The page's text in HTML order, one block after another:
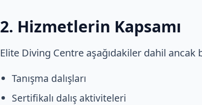
2. Hizmetlerin Kapsamı
Elite Diving Centre aşağıdakiler dahil
Tanışma dalışları
Sertifikalı dalış aktiviteleri